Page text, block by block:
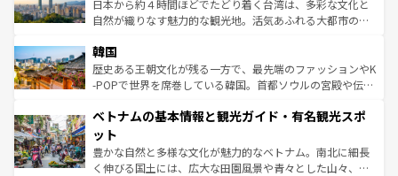
っている。訪れるたびに新しい発見と感動が待っているハ
はコンテンツ一覧
ク）、タスマニアの美しい原生林やケアンズの熱帯雨林な
ど、見どころがたくさん。また、カフェやワイン、オージ
いる。アクティビティも充実しており、サーフィンやダイ
ビング、ハイキングなど、アウトドア好きにはたまらな
い。オーストラリアの多彩な魅力を存分に味わいつくそ
参照してほしい。
日本から約４時間ほどでたどり着く台湾は、多彩な文化と
自然が織りなす魅力的な観光地。活気あふれる大都市の台
ン）、静ひつな山岳地帯である台湾東部など、都市の喧騒
と山間の静けさが共存しており、訪れる人に新しい発見と
驚きをもたらしてくれる。また、奥深い台湾の食文化も魅
容にもいいと評判のスイーツなど、バラエティ豊かな料理
照してほしい。
韓国
歴史ある王朝文化が残る一方で、最先端のファッションやK
-POPで世界を席巻している韓国。首都ソウルの宮殿や伝統
き、地方に足を延ばせば四季折々の自然美を楽しむことが
できる。そして、キムチや焼肉、絶品のストリートフード
まで、さまざまな韓国料理が待っている。夜には、韓国な
らではのナイトライフも堪能できる。あたたかいホスピタ
ベトナムの基本情報と観光ガイド・有名観光スポ
ット
豊かな自然と多様な文化が魅力的なベトナム。南北に細長
く伸びる国土には、広大な田園風景や青々とした山々、世